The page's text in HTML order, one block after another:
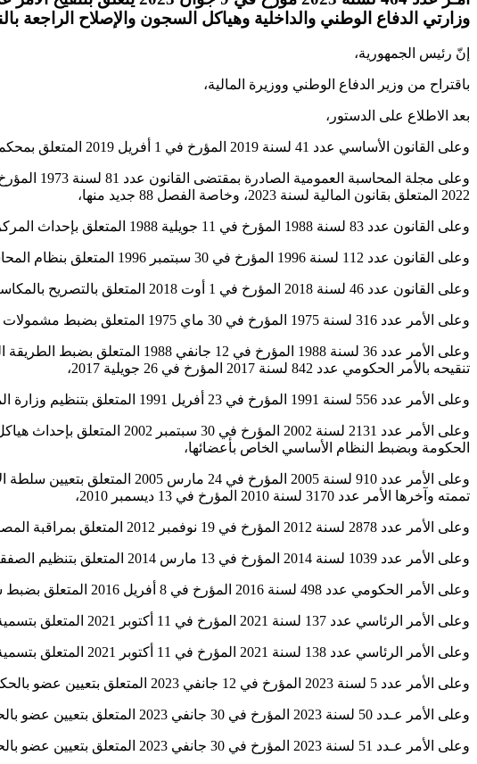
وزارتي الدفاع الوطني والداخلية وهياكل السجون والإصلاح الراجعة
إنّ رئيس الجمهورية،
باقتراح من وزير الدفاع الوطني ووزيرة المالية،
بعد الاطلاع على الدستور،
وعلى القانون الأساسي عدد 41 لسنة 2019 المؤرخ في 1 أفريل 2019 المتعلق بمحكمة المحاسبات،
2022 المتعلق بقانون المالية لسنة 2023، وخاصة الفصل 88 جديد منها،
وعلى القانون عدد 83 لسنة 1988 المؤرخ في 11 جويلية 1988 المتعلق بإحداث المركز الوطني لرسم الخرائط والاستشعار عن بعد كما تم تنقيحه بالقانون عدد 24 لسنة 2009 المؤرخ في 11 ماي 2009،
وعلى القانون عدد 112 لسنة 1996 المؤرخ في 30 سبتمبر 1996 المتعلق بنظام المحاسبة للمؤسسات،
وعلى القانون عدد 46 لسنة 2018 المؤرخ في 1 أوت 2018 المتعلق بالتصريح بالمكاسب والمصالح وبمكافحة الإثراء غير المشروع وتضارب المصالح،
وعلى الأمر عدد 316 لسنة 1975 المؤرخ في 30 ماي 1975 المتعلق بضبط مشمولات وزارة المالية،
وعلى الأمر عدد 36 لسنة 1988
تنقيحه بالأمر الحكومي عدد 842 لسنة 2017 المؤرخ في 26 جويلية 2017،
وعلى الأمر عدد 556 لسنة 1991 المؤرخ في 23 أفريل 1991 المتعلق بتنظيم وزارة المالية، وعلى جميع النصوص التي نقحته أو تممته وخاصة الأمر الحكومي عدد 842 لسنة 2017 المؤرخ في 26 جويلية 2017،
الحكومة وبضبط النظام الأساسي الخاص بأعضائها،
وعلى الأمر عدد 910 لسنة
تممته وآخرها الأمر عدد 3170 لسنة 2010 المؤرخ في 13 ديسمبر 2010،
وعلى الأمر عدد 2878 لسنة 2012 المؤرخ في 19 نوفمبر 2012 المتعلق بمراقبة المصاريف العمومية،
وعلى الأمر عدد 1039 لسنة 2014 المؤرخ في 13 مارس 2014 المتعلق بتنظيم الصفقات العمومية، كما تم تنقيحه وإتمامه بالأمر الحكومي عدد 416 لسنة 2018 المؤرخ في 11 ماي 2018،
وعلى الأمر الحكومي عدد 498 لسنة 2016 المؤرخ في 8 أفريل 2016 المتعلق بضبط شروط وإجراءات الإقصاء من المشاركة في الصفقات العمومية،
وعلى الأمر الرئاسي عدد 137 لسنة 2021 المؤرخ في 11 أكتوبر 2021 المتعلق بتسمية رئيسة للحكومة،
وعلى الأمر الرئاسي عدد 138 لسنة 2021 المؤرخ في 11 أكتوبر 2021 المتعلق بتسمية أعضاء الحكومة،
وعلى الأمر عدد 5 لسنة 2023 المؤرخ في 12 جانفي 2023 المتعلق بتعيين عضو بالحكومة،
وعلى الأمر عـدد 50 لسنة 2023 المؤرخ في 30 جانفي 2023 المتعلق بتعيين عضو بالحكومة،
وعلى الأمر عـدد 51 لسنة 2023 المؤرخ في 30 جانفي 2023 المتعلق بتعيين عضو بالحكومة،